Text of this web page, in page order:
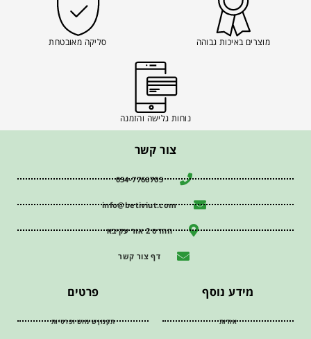
מוצרים באיכות גבוהה סליקה מאובטחת
נוחות גלישה והזמנה
צור קשר
054-7766705
info@betiviut.com
ההדס 2 אור עקיבא
דף צור קשר
מידע נוסף
אודות
פרטים
תקנון שימוש ופרטיות